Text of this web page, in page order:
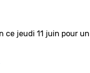
jeudi 11 juin pour